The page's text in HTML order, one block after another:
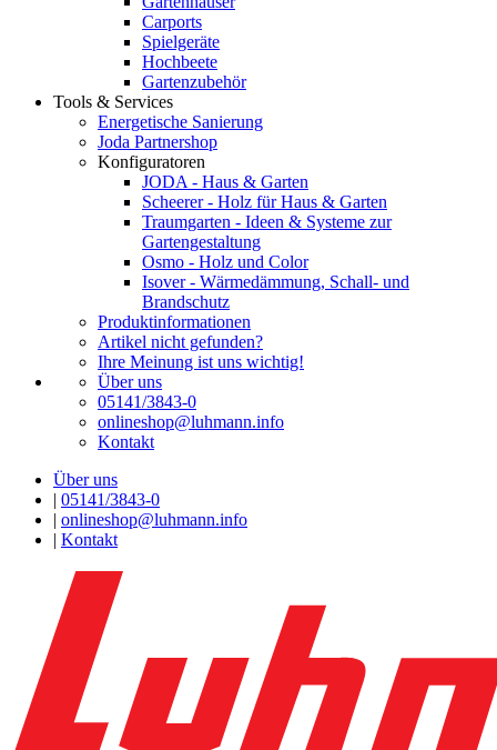
Carports
Spielgeräte
Hochbeete
Gartenzubehör
Tools & Services
Energetische Sanierung
Joda Partnershop
Konfiguratoren
JODA - Haus & Garten
Scheerer - Holz für Haus & Garten
Traumgarten - Ideen & Systeme zur
Gartengestaltung
Osmo - Holz und Color
Isover - Wärmedämmung, Schall- und
Brandschutz
Produktinformationen
Artikel nicht gefunden?
Ihre Meinung ist uns wichtig!
Über uns
05141/3843-0
onlineshop@luhmann.info
Kontakt
Über uns
| 05141/3843-0
| onlineshop@luhmann.info
| Kontakt